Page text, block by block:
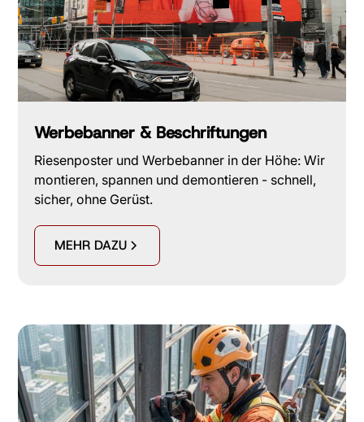
Werbebanner & Beschriftungen
Riesenposter und Werbebanner in der Höhe: Wir
montieren, spannen und demontieren - schnell,
sicher, ohne Gerüst.
MEHR DAZU